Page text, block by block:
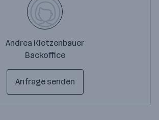
Andrea Kletzenbauer
Backoffice
Anfrage senden